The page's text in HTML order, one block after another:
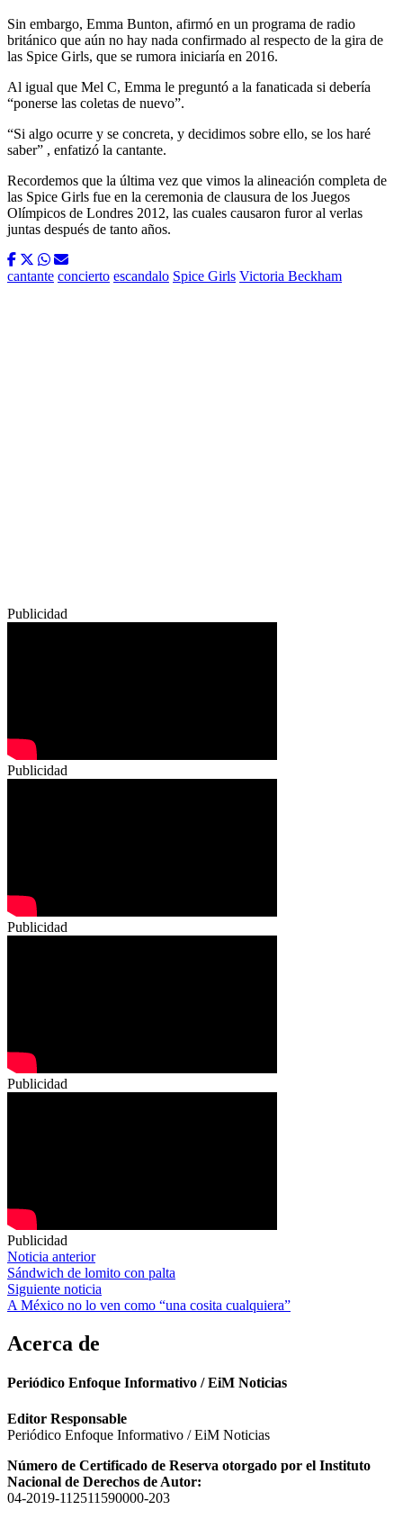
Sin embargo, Emma Bunton, afirmó en un programa de radio
británico que aún no hay nada confirmado al respecto de la gira de
las Spice Girls, que se rumora iniciaría en 2016.
Al igual que Mel C, Emma le preguntó a la fanaticada si debería
“ponerse las coletas de nuevo”.
“Si algo ocurre y se concreta, y decidimos sobre ello, se los haré
saber” , enfatizó la cantante.
Recordemos que la última vez que vimos la alineación completa de
las Spice Girls fue en la ceremonia de clausura de los Juegos
Olímpicos de Londres 2012, las cuales causaron furor al verlas
juntas después de tanto años.
cantante concierto escandalo Spice Girls Victoria Beckham
Publicidad
Publicidad
Publicidad
Publicidad
Publicidad
Navegación
de
entradas
Noticia anterior
Sándwich de lomito con palta
Siguiente noticia
A México no lo ven como “una cosita cualquiera”
Acerca de
Periódico Enfoque Informativo / EiM Noticias
Editor Responsable
Periódico Enfoque Informativo / EiM Noticias
Número de Certificado de Reserva otorgado por el Instituto
Nacional de Derechos de Autor:
04-2019-112511590000-203